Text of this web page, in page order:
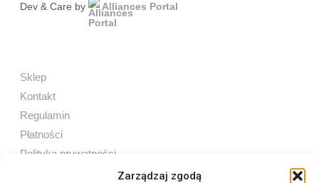
Zarządzaj zgodą
Dev & Care by Alliances Portal
Sklep
Kontakt
Regulamin
Płatności
Polityka prywatności